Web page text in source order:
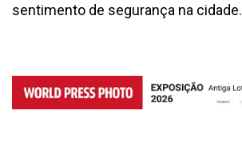
sentimento de segurança na cidade.